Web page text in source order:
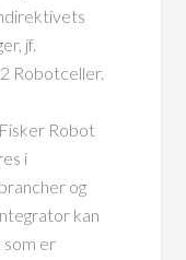
jf.
Robotceller.
Robot
i
og
kan
som er